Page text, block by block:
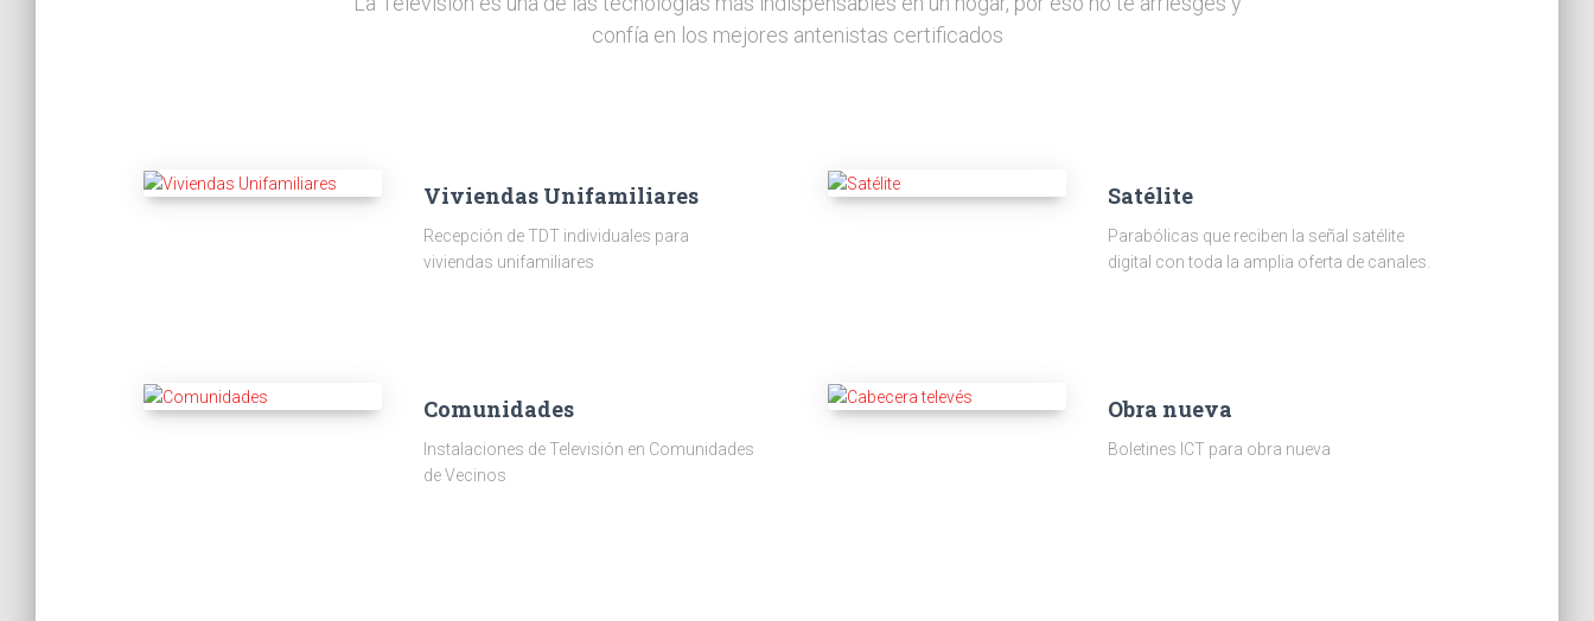
confía en los mejores antenistas certificados
Viviendas Unifamiliares
Recepción de TDT individuales para
viviendas unifamiliares
Satélite
Parabólicas que reciben la señal satélite
digital con toda la amplia oferta de canales.
Comunidades
Instalaciones de Televisión en Comunidades
de Vecinos
Obra nueva
Boletines ICT para obra nueva